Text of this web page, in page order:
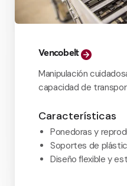
Vencobelt
Manipulación
capacidad de
Características
Ponedoras y
Soportes de
Diseño flexible y